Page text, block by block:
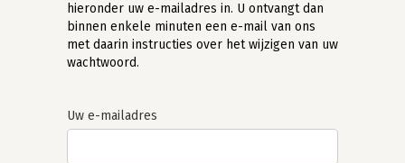
hieronder uw e-mailadres in. U ontvangt dan
binnen enkele minuten een e-mail van ons
met daarin instructies over het wijzigen van uw
wachtwoord.
Uw e-mailadres